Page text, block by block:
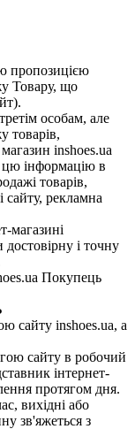
пропозицією
Товару, що
особам, але
товарів,
inshoes.ua
цю інформацію в
товарів,
сайту, рекламна
магазині
і точну
Покупець
сайту inshoes.ua, а
сайту в робочий
інтернет-
протягом дня.
вихідні або
зв'яжеться з